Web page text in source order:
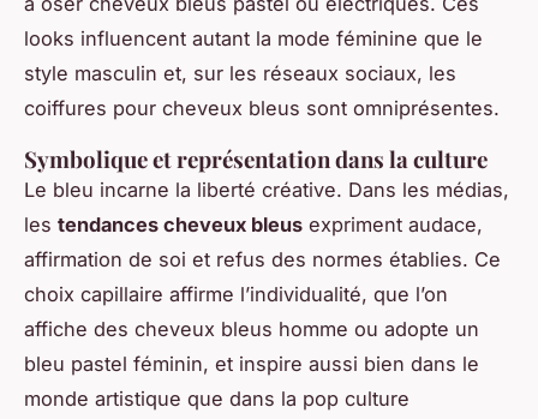
looks influencent autant la mode féminine que le
style masculin et, sur les réseaux sociaux, les
coiffures pour cheveux bleus sont omniprésentes.
Symbolique et représentation dans la culture
Le bleu incarne la liberté créative. Dans les médias,
les tendances cheveux bleus expriment audace,
affirmation de soi et refus des normes établies. Ce
choix capillaire affirme l’individualité, que l’on
affiche des cheveux bleus homme ou adopte un
bleu pastel féminin, et inspire aussi bien dans le
monde artistique que dans la pop culture